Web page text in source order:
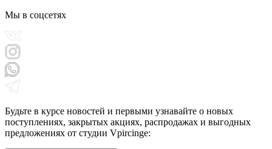
Мы в соцсетях
Будьте в курсе новостей и первыми узнавайте о новых
поступлениях, закрытых акциях, распродажах и выгодных
предложениях от студии Vpircinge: